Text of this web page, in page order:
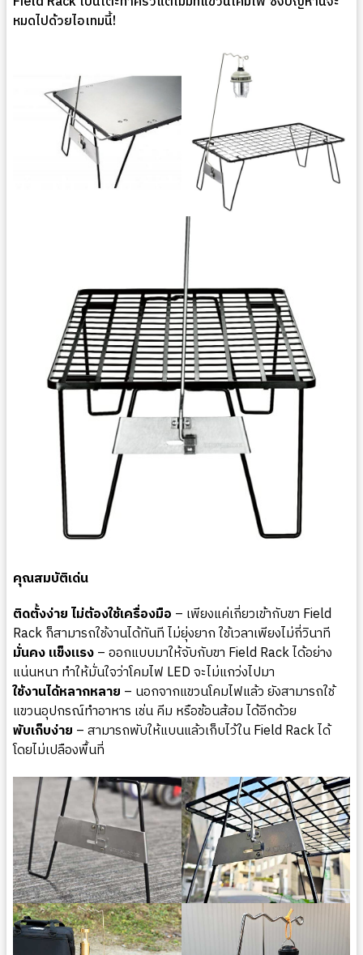
หมดไปด้วยไอเทมนี้!
คุณสมบัติเด่น
ติดตั้งง่าย ไม่ต้องใช้เครื่องมือ – เพียงแค่เกี่ยวเข้ากับขา Field
Rack ก็สามารถใช้งานได้ทันที ไม่ยุ่งยาก ใช้เวลาเพียงไม่กี่วินาที
มั่นคง แข็งแรง– ออกแบบมาให้จับกับขา Field Rack ได้อย่าง
แน่นหนา ทำให้มั่นใจว่าโคมไฟ LED จะไม่แกว่งไปมา
ใช้งานได้หลากหลาย – นอกจากแขวนโคมไฟแล้ว ยังสามารถใช้
แขวนอุปกรณ์ทำอาหาร เช่น คีม หรือช้อนส้อม ได้อีกด้วย
พับเก็บง่าย – สามารถพับให้แบนแล้วเก็บไว้ใน Field Rack ได้
โดยไม่เปลืองพื้นที่